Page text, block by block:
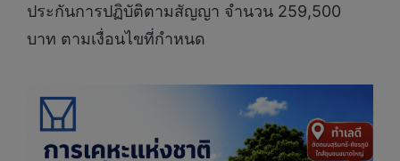
ประกันการปฏิบัติตามสัญญา จำนวน 259,500
บาท ตามเงื่อนไขที่กำหนด